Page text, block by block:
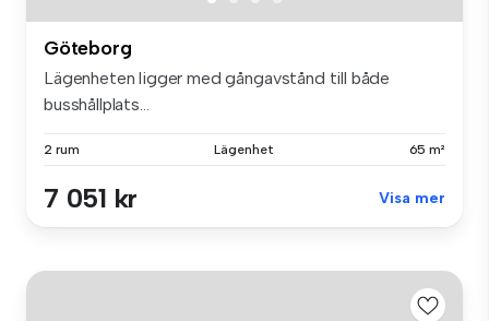
Göteborg
Lägenheten ligger med gångavstånd till både
busshållplats...
2 rum Lägenhet 65 m²
7 051 kr Visa mer